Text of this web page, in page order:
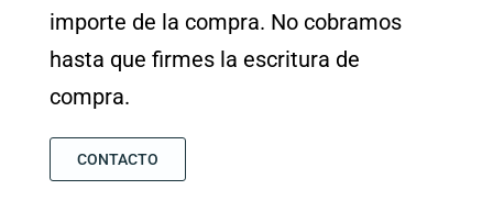
importe de la compra. No cobramos
hasta que firmes la escritura de
compra.
CONTACTO